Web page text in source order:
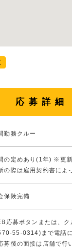
応募詳細
勤務クルー
の定めあり(1年) ※更新
の際は雇用契約書によ
保険完備
応募ボタンまたは、
55-0314)まで電話に
募後の面接は店舗で行